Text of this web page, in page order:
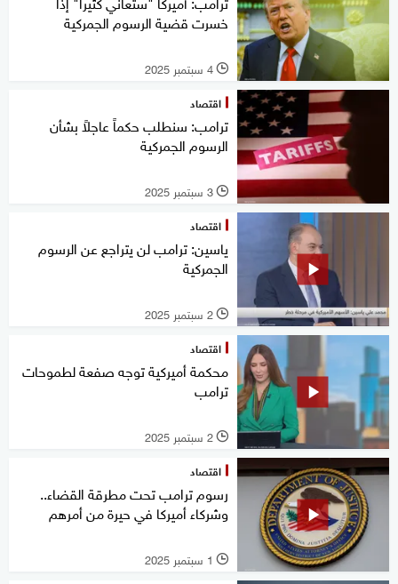
خسرت قضية الرسوم الجمركية
l 4 سبتمبر 2025
اقتصاد
ترامب: سنطلب حكماً عاجلاً بشأن
الرسوم الجمركية
l 3 سبتمبر 2025
اقتصاد
ياسين: ترامب لن يتراجع عن الرسوم
الجمركية
l 2 سبتمبر 2025
اقتصاد
محكمة أميركية توجه صفعة لطموحات
ترامب
l 2 سبتمبر 2025
اقتصاد
رسوم ترامب تحت مطرقة القضاء..
وشركاء أميركا في حيرة من أمرهم
l 1 سبتمبر 2025